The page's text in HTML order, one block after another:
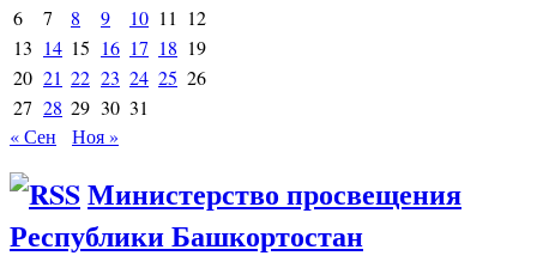
6
7 8 9 10 11
12
13 14 15 16 17 18 19
20 21 22 23 24 25 26
27 28 29 30 31
« Сен
Ноя »
Министерство просвещения
Республики Башкортостан